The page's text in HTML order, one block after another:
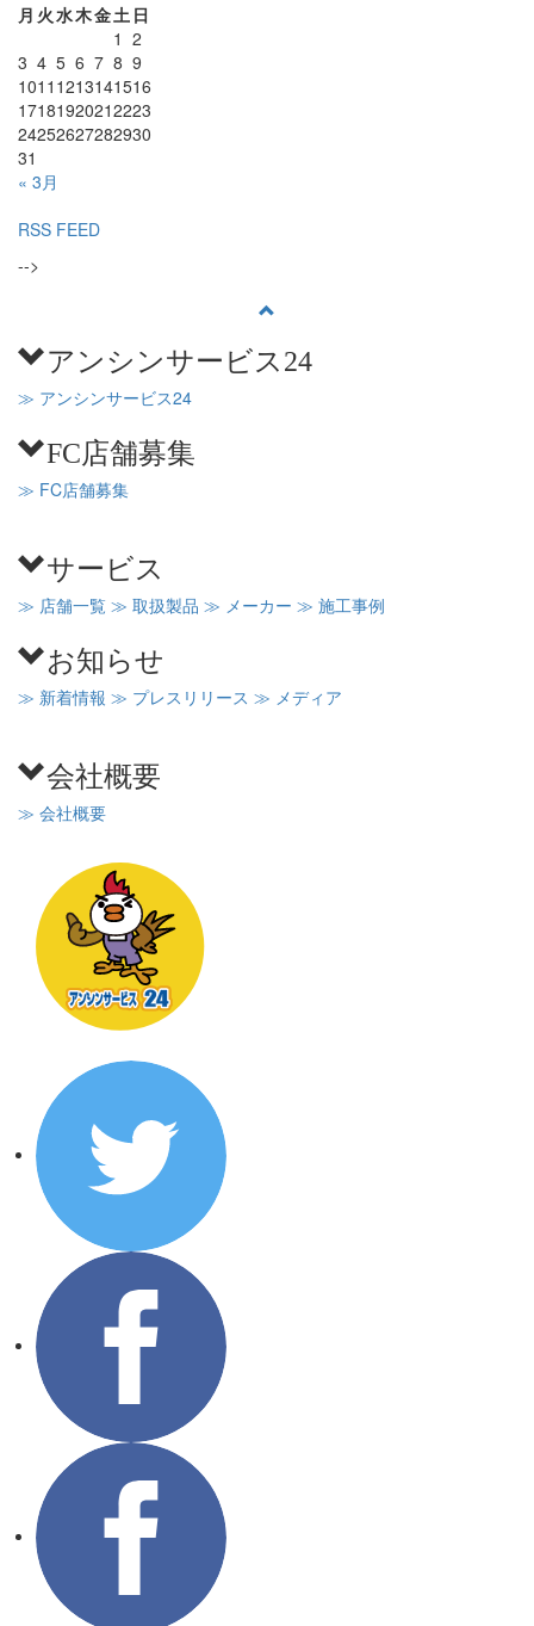
月 火水木金土 日
1 2
3 4 5 6 7 8 9
1011 1213141516
17181920212223
24252627282930
31
« 3月
RSS FEED
-->
アンシンサービス24
≫ アンシンサービス24
FC店舗募集
≫ FC店舗募集
サービス
≫ 店舗一覧 ≫ 取扱製品 ≫ メーカー ≫ 施工事例
お知らせ
≫ 新着情報 ≫ プレスリリース ≫ メディア
会社概要
≫ 会社概要